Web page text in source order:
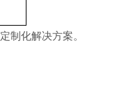
制化解决方案。